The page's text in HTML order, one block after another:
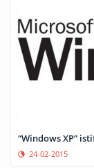
“Windows XP”
24-02-2015